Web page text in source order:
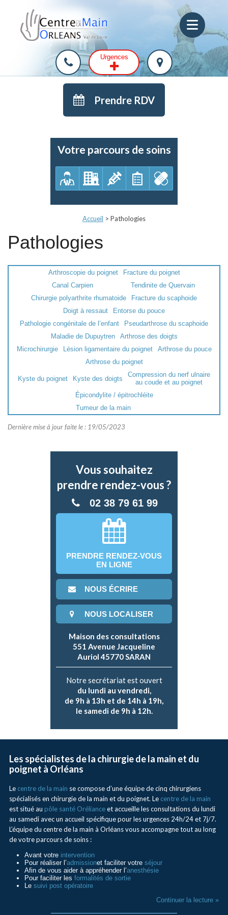
Urgences
Prendre RDV
Votre parcours de soins
Accueil > Pathologies
Pathologies
Arthroscopie du poignet
Fracture du poignet
Canal Carpien
Tendinite de Quervain
Chirurgie polyarthrite rhumatoide
Fracture du scaphoide
Doigt à ressaut
Entorse du pouce
Pathologie congénitale de l’enfant
Pseudarthrose du scaphoide
Maladie de Dupuytren
Arthrose des doigts
Microchirurgie
Lésion ligamentaire du poignet
Arthrose du pouce
Arthrose du poignet
Kyste du poignet Kyste des doigts
Compression du nerf ulnaire
au coude et au poignet
Épicondylite / épitrochléite
Tumeur de la main
Dernière mise à jour faite le : 19/05/2023
Vous souhaitez
prendre rendez-vous ?
02 38 79 61 99
PRENDRE RENDEZ-VOUS
EN LIGNE
NOUS ÉCRIRE
NOUS LOCALISER
Maison des consultations
551 Avenue Jacqueline
Auriol 45770 SARAN
Notre secrétariat est ouvert
du lundi au vendredi,
de 9h à 13h et de 14h à 19h,
le samedi de 9h à 12h.
Les spécialistes de la chirurgie de la main et du
poignet à Orléans
Le centre de la main se compose d’une équipe de cinq chirurgiens
spécialisés en chirurgie de la main et du poignet. Le centre de la main
est situé au pôle santé Orélianceet accueille les consultations du lundi
au samedi avec un accueil spécifique pour les urgences 24h/24 et 7j/7.
L’équipe du centre de la main à Orléans vous accompagne tout au long
de votre parcours de soins :
Avant votre intervention
Pour réaliser l’admissionet faciliter votre séjour
Afin de vous aider à appréhender l’anesthésie
Pour faciliter les formalités de sortie
Le suivi post opératoire
Continuer la lecture »